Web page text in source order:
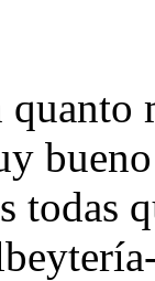
quanto
todas